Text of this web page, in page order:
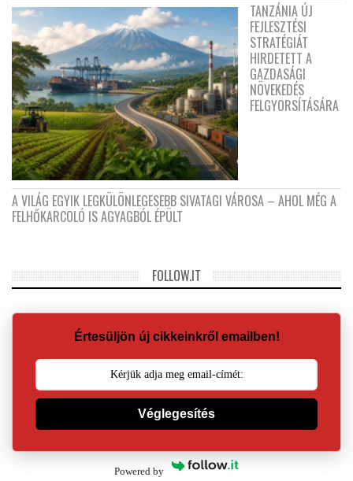
TANZÁNIA ÚJ
FEJLESZTÉSI
STRATÉGIÁT
HIRDETETT A
GAZDASÁGI
NÖVEKEDÉS
FELGYORSÍTÁSÁRA
A VILÁG EGYIK LEGKÜLÖNLEGESEBB SIVATAGI VÁROSA – AHOL MÉG A
FELHŐKARCOLÓ IS AGYAGBÓL ÉPÜLT
FOLLOW.IT
Értesüljön új cikkeinkről emailben!
Véglegesítés
Powered by